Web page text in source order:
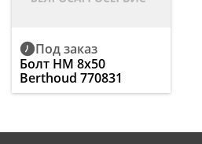
Под заказ
Болт HM 8x50
Berthoud 770831